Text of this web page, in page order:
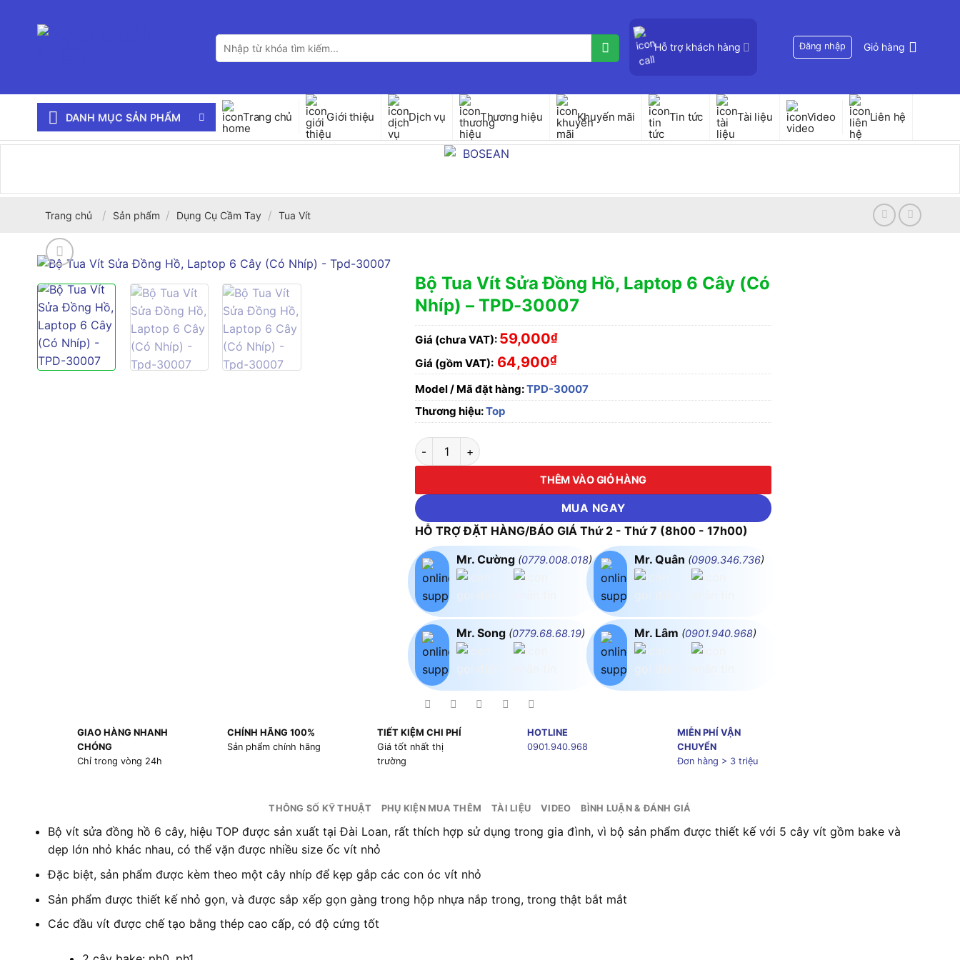
Tìm
kiếm:
Hỗ trợ khách hàng Đăng nhập Giỏ hàng
DANH MỤC SẢN PHẨM Trang chủ Giới thiệu Dịch vụ Thương hiệu Khuyến mãi Tin tức Tài liệu Video Liên hệ
Trang chủ / Sản phẩm / Dụng Cụ Cầm Tay / Tua Vít
Bộ Tua Vít Sửa Đồng Hồ, Laptop 6 Cây (Có
Nhíp) – TPD-30007
Giá (chưa VAT): 59,000₫
Giá (gồm VAT): 64,900₫
Model / Mã đặt hàng:TPD-30007
Thương hiệu:Top
Bộ Tua Vít Sửa Đồng Hồ, Laptop 6 Cây (Có Nhíp) - TPD-30007 số lượng
THÊM VÀO GIỎ HÀNG
MUA NGAY
HỖ TRỢ ĐẶT HÀNG/BÁO GIÁ Thứ 2 - Thứ 7 (8h00 - 17h00)
Mr. Cường (0779.008.018)
Mr. Song (0779.68.68.19)
Mr. Quân (0909.346.736)
Mr. Lâm (0901.940.968)
GIAO HÀNG NHANH
CHÓNG
Chỉ trong vòng 24h
CHÍNH HÃNG 100%
Sản phẩm chính hãng
TIẾT KIỆM CHI PHÍ
Giá tốt nhất thị
trường
HOTLINE
0901.940.968
MIỄN PHÍ VẬN
CHUYỂN
Đơn hàng > 3 triệu
THÔNG SỐ KỸ THUẬT PHỤ KIỆN MUA THÊM TÀI LIỆU VIDEO BÌNH LUẬN & ĐÁNH GIÁ
Bộ vít sửa đồng hồ 6 cây, hiệu TOP được sản xuất tại Đài Loan, rất thích hợp sử dụng trong gia đình, vì bộ sản phẩm được thiết kế với 5 cây vít gồm bake và
dẹp lớn nhỏ khác nhau, có thể vặn được nhiều size ốc vít nhỏ
Đặc biệt, sản phẩm được kèm theo một cây nhíp để kẹp gắp các con óc vít nhỏ
Sản phẩm được thiết kế nhỏ gọn, và được sắp xếp gọn gàng trong hộp nhựa nắp trong, trong thật bắt mắt
Các đầu vít được chế tạo bằng thép cao cấp, có độ cứng tốt